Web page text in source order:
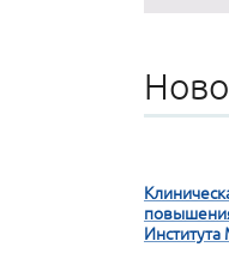
Института